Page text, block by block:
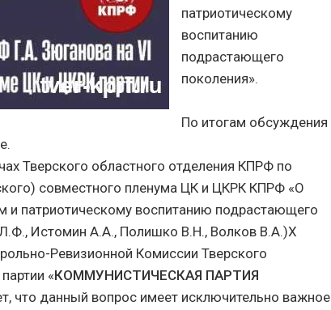
патриотическому
воспитанию
подрастающего
поколения».
По итогам обсуждения
Тверского областного отделения КПРФ по
совместного пленума ЦК и ЦКРК КПРФ «О
патриотическому воспитанию подрастающего
Истомин А.А., Полишко В.Н., Волков В.А.)X
Ревизионной Комиссии Тверского
«КОММУНИСТИЧЕСКАЯ ПАРТИЯ
что данный вопрос имеет исключительно важное